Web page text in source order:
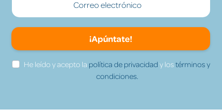
¡Apúntate!
He leído y acepto la política de privacidad y lostérminos y
condiciones.